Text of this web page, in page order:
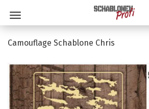
Camouflage Schablone Chris